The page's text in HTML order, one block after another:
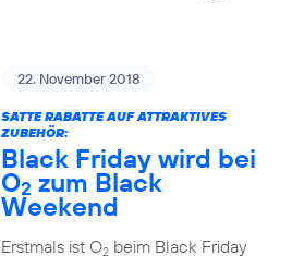
22. November 2018
SATTE RABATTE AUF ATTRAKTIVES
ZUBEHÖR:
Black Friday wird bei
O2 zum Black
Weekend
Erstmals ist O2beim Black Friday